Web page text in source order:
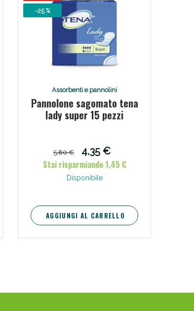
-25 %
Assorbenti e pannolini
Pannolone sagomato tena
lady super 15 pezzi
5,80 €
4,35 €
Stai risparmiando 1,45 €
Disponibile
AGGIUNGI AL CARRELLO